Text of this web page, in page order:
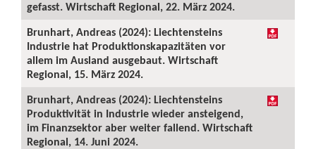
gefasst. Wirtschaft Regional, 22. März 2024.
Brunhart, Andreas (2024): Liechtensteins
Industrie hat Produktionskapazitäten vor
allem im Ausland ausgebaut. Wirtschaft
Regional, 15. März 2024.
Brunhart, Andreas (2024): Liechtensteins
Produktivität in Industrie wieder ansteigend,
im Finanzsektor aber weiter fallend. Wirtschaft
Regional, 14. Juni 2024.